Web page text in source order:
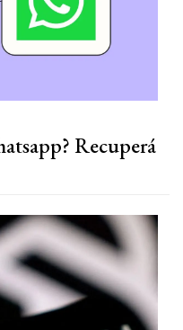
Recuperá